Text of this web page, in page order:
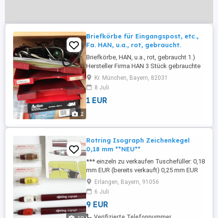
2
Briefkörbe für Eingangspost, etc.,
Fa. HAN, u.a., rot, gebraucht.
Briefkörbe, HAN, u.a., rot, gebraucht 1.)
Hersteller Firma HAN 3 Stück gebrauchte
Briefkörbe, rotfarbig 2.) Anderer Hersteller
auch 3 Stück, gebrauchte Briefkörbe,
weinrot Würde im Umkreis auch kostenlos
liefern !!
Kr. München, Bayern, 82031
8 Juli
1 EUR
Rotring Isograph Zeichenkegel
0,18 mm **NEU**
*** einzeln zu verkaufen Tuschefüller: 0,18
mm EUR (bereits verkauft) 0,25 mm EUR
(bereits verkauft) Zeichenkegel: 0,18 mm
EUR 18,00 (neu, in OVP) 0,35 mm EUR
14,00 (neu, in OVP) 0,50 mm EUR 13,00
(neu, in OVP) 0,70 mm EUR 12,00 (neu, in
OVP) 1,40 mm EUR 9,00 (neu, in OVP) 2,00
Erlangen, Bayern, 91056
6 Juli
9 EUR